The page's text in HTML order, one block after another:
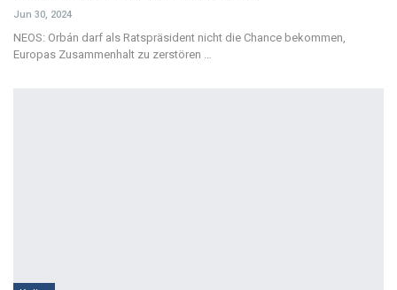
Jun 30, 2024
NEOS: Orbán darf als Ratspräsident nicht die Chance bekommen,
Europas Zusammenhalt zu zerstören